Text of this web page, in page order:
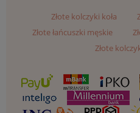
Złote kolczyki koła
Złote łańcuszki męskie
Złote